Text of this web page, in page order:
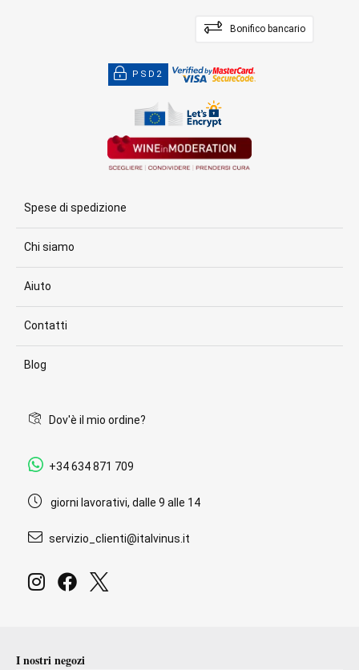
Bonifico bancario
PSD2
Spese di spedizione
Chi siamo
Aiuto
Contatti
Blog
Dov'è il mio ordine?
+34 634 871 709
giorni lavorativi, dalle 9 alle 14
servizio_clienti@italvinus.it
I nostri negozi